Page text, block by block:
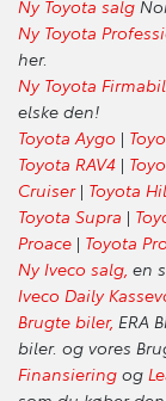
Ny Toyota salg
Ny Toyota
her.
Ny Toyota
elske den!
Toyota Aygo |
Toyota RAV4 |
Cruiser| Toyota
Toyota Supra |
Proace | Toyota
Ny Iveco salg, en
Iveco Daily
Brugte biler, ERA
biler. og vores
Finansiering og